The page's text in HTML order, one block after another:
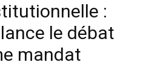
:
le débat
mandat